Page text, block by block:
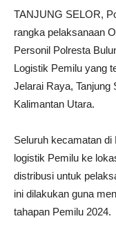
TANJUNG SELOR,
rangka pelaksanaan
Personil Polresta
Logistik Pemilu yang
Jelarai Raya, Tanjung
Kalimantan Utara.
Seluruh kecamatan di
logistik Pemilu ke
distribusi untuk
ini dilakukan guna
tahapan Pemilu 2024.